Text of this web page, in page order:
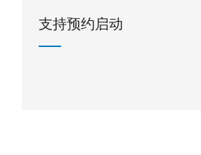
支持预约启动